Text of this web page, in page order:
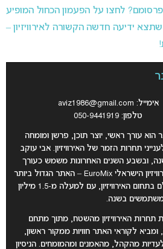
פרסומם? לחצו על הפעמון הכחול המופיע
ידיעה חדשה הקשורה לאירוויזיון –
אימייל: aviz1986@gmail.com
טלפון: 050-9441919
הוא עורך ראשי, יוצר תוכן, פרשן ומומחה
תחרות הזמר של האירוויזיון. אבי עוקב
התחרות כמעט 30 שנה, ובשבע השנים האחרונות משמש כעורך
הראשי והמייסד של אתר האירוויזיון הישראלי EuroMix – האתר הגדול ביותר
בישראל ובין המובילים בעולם בתחום האירוויזיון, עם למעלה מ-1.5 מיליון
בשנה.
את תחרות האירוויזיון מהשטח, מתוך מתחם
לקוראי האתר חוויות ממקור ראשון,
מהקהל, מהאמנים ומהמומחים. הניסיון